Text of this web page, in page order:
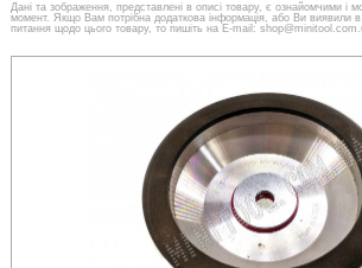
Дані та зображення, представлені в описі товару, є ознайомчими і
момент. Якщо Вам потрібна додаткова інформація, або Ви виявили в
питання щодо цього товару, то пишіть на E-mail: